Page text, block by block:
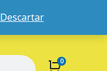
Descartar